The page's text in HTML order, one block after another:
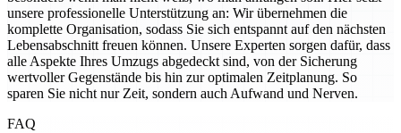
unsere professionelle Unterstützung an: Wir übernehmen die
komplette Organisation, sodass Sie sich entspannt auf den nächsten
Lebensabschnitt freuen können. Unsere Experten sorgen dafür, dass
alle Aspekte Ihres Umzugs abgedeckt sind, von der Sicherung
wertvoller Gegenstände bis hin zur optimalen Zeitplanung. So
sparen Sie nicht nur Zeit, sondern auch Aufwand und Nerven.
FAQ